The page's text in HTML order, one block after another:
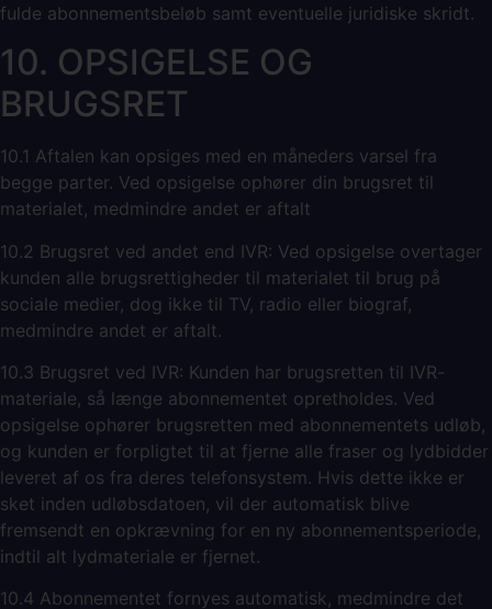
fulde abonnementsbeløb samt eventuelle juridiske skridt.
10. OPSIGELSE OG
BRUGSRET
10.1 Aftalen kan opsiges med en måneders varsel fra
begge parter. Ved opsigelse ophører din brugsret til
materialet, medmindre andet er aftalt
10.2 Brugsret ved andet end IVR: Ved opsigelse overtager
kunden alle brugsrettigheder til materialet til brug på
sociale medier, dog ikke til TV, radio eller biograf,
medmindre andet er aftalt.
10.3 Brugsret ved IVR: Kunden har brugsretten til IVR-
materiale, så længe abonnementet opretholdes. Ved
opsigelse ophører brugsretten med abonnementets udløb,
og kunden er forpligtet til at fjerne alle fraser og lydbidder
leveret af os fra deres telefonsystem. Hvis dette ikke er
sket inden udløbsdatoen, vil der automatisk blive
fremsendt en opkrævning for en ny abonnementsperiode,
indtil alt lydmateriale er fjernet.
10.4 Abonnementet fornyes automatisk, medmindre det